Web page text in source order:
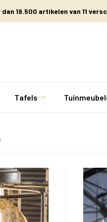
19.500 artikelen van 11
Tafels